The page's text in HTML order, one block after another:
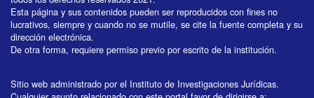
Esta página y sus contenidos pueden ser reproducidos con fines no
lucrativos, siempre y cuando no se mutile, se cite la fuente completa y su
dirección electrónica.
De otra forma, requiere permiso previo por escrito de la institución.
Sitio web administrado por el Instituto de Investigaciones Jurídicas.